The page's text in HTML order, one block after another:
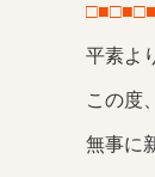
□■□■□■
平素よ
この度
無事に